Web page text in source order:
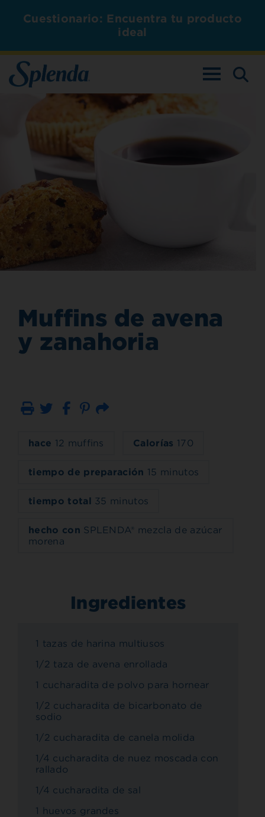
Cuestionario: Encuentra tu producto
ideal
ALTERNAR
Muffins de avena
y zanahoria
Imprimir Correo electrónico
hace 12 muffins Calorías 170
tiempo de preparación 15 minutos
tiempo total 35 minutos
hecho con SPLENDA® mezcla de azúcar
morena
Ingredientes
1 tazas de harina multiusos
1/2 taza de avena enrollada
1 cucharadita de polvo para hornear
1/2 cucharadita de bicarbonato de
sodio
1/2 cucharadita de canela molida
1/4 cucharadita de nuez moscada con
rallado
1/4 cucharadita de sal
1 huevos grandes